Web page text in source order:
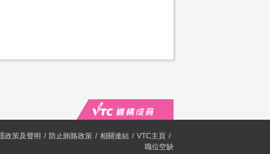
政策及聲明 防止賄賂政策 相關連結
VTC主頁
職位空缺